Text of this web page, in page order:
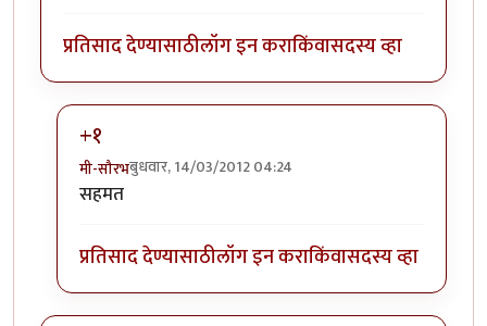
प्रतिसाद देण्यासाठीलॉग इन कराकिंवासदस्य व्हा
+१
मी-सौरभबुधवार, 14/03/2012 04:24
In reply to
सहमत
प्रतिसाद देण्यासाठीलॉग इन कराकिंवासदस्य व्हा